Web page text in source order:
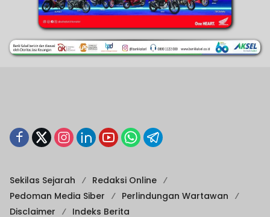
Sekilas Sejarah
Redaksi Online
Pedoman Media Siber
Perlindungan Wartawan
Disclaimer
Indeks Berita